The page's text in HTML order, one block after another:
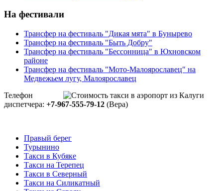
На фестивали
Трансфер на фестиваль "Дикая мята" в Бунырево
Трансфер на фестиваль "Быть Добру"
Трансфер на фестиваль "Бессонница" в Юхновском
районе
Трансфер на фестиваль "Мото-Малоярославец" на
Медвежьем лугу, Малоярославец
Телефон
диспетчера: +7-967-555-79-12 (Вера)
Правый берег
Турынино
Такси в Кубяке
Такси на Терепец
Такси в Северный
Такси на Силикатный